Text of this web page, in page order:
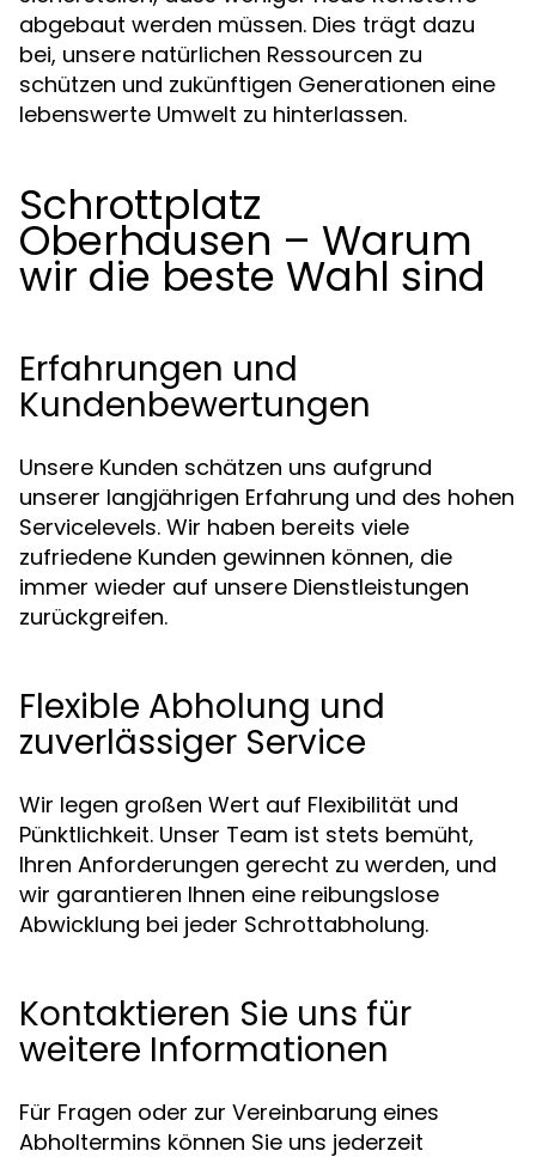
abgebaut werden müssen. Dies trägt dazu
bei, unsere natürlichen Ressourcen zu
schützen und zukünftigen Generationen eine
lebenswerte Umwelt zu hinterlassen.
Schrottplatz
Oberhausen – Warum
wir die beste Wahl sind
Erfahrungen und
Kundenbewertungen
Unsere Kunden schätzen uns aufgrund
unserer langjährigen Erfahrung und des hohen
Servicelevels. Wir haben bereits viele
zufriedene Kunden gewinnen können, die
immer wieder auf unsere Dienstleistungen
zurückgreifen.
Flexible Abholung und
zuverlässiger Service
Wir legen großen Wert auf Flexibilität und
Pünktlichkeit. Unser Team ist stets bemüht,
Ihren Anforderungen gerecht zu werden, und
wir garantieren Ihnen eine reibungslose
Abwicklung bei jeder Schrottabholung.
Kontaktieren Sie uns für
weitere Informationen
Für Fragen oder zur Vereinbarung eines
Abholtermins können Sie uns jederzeit